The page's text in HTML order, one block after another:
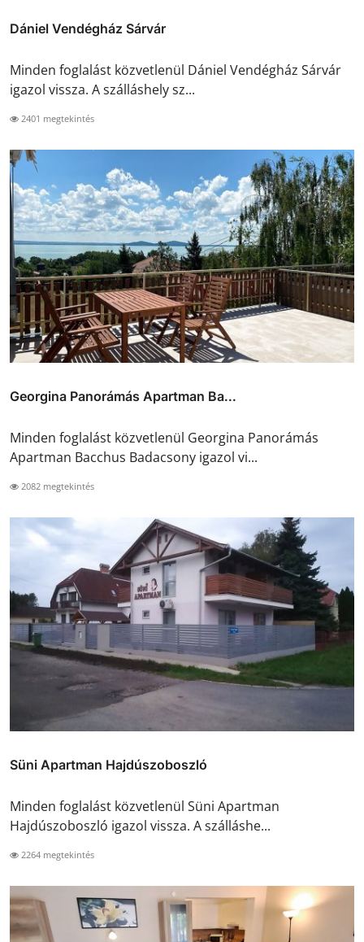
Dániel Vendégház Sárvár
Minden foglalást közvetlenül Dániel Vendégház Sárvár
igazol vissza. A szálláshely sz...
2401 megtekintés
Georgina Panorámás Apartman Ba...
Minden foglalást közvetlenül Georgina Panorámás
Apartman Bacchus Badacsony igazol vi...
2082 megtekintés
Süni Apartman Hajdúszoboszló
Minden foglalást közvetlenül Süni Apartman
Hajdúszoboszló igazol vissza. A szálláshe...
2264 megtekintés